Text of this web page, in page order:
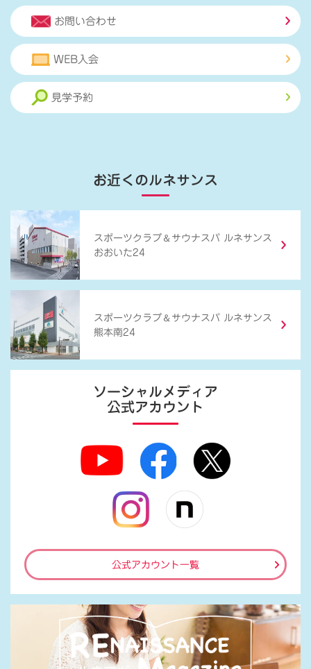
お問い合わせ
WEB入会
見学予約
お近くのルネサンス
スポーツクラブ ＆ サウナスパ ルネサンス
おおいた24
スポーツクラブ ＆ サウナスパ ルネサンス
熊本南24
ソーシャルメディア
公式アカウント
公式アカウント一覧